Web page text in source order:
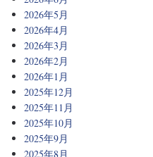
2026年5月
2026年4月
2026年3月
2026年2月
2026年1月
2025年12月
2025年11月
2025年10月
2025年9月
2025年8月